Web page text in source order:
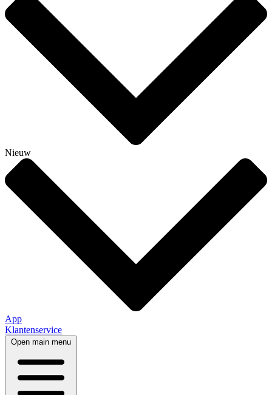
Nieuw
App
Klantenservice
Open main menu